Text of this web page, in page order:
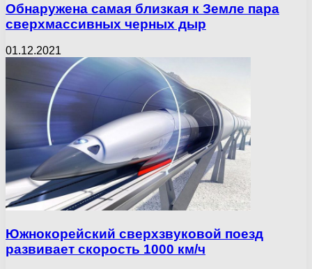
Обнаружена самая близкая к Земле пара
сверхмассивных черных дыр
01.12.2021
Южнокорейский сверхзвуковой поезд
развивает скорость 1000 км/ч